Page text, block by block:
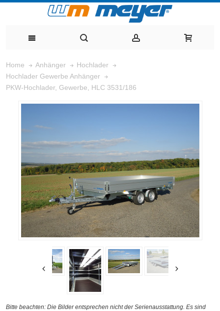
Home Anhänger
Hochlader
Hochlader Gewerbe Anhänger
PKW-Hochlader, Gewerbe, HLC 3531/186
Bitte beachten: Die Bilder entsprechen nicht der Serienausstattung. Es sind